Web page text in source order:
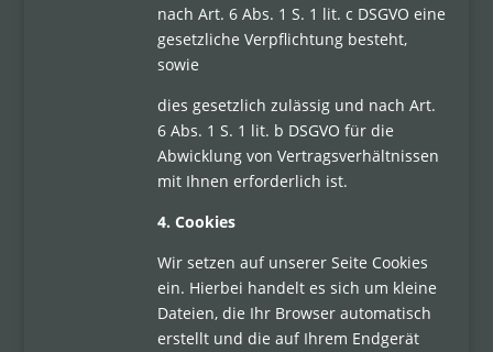
nach Art. 6 Abs. 1 S. 1 lit. c DSGVO eine
gesetzliche Verpflichtung besteht,
sowie
dies gesetzlich zulässig und nach Art.
6 Abs. 1 S. 1 lit. b DSGVO für die
Abwicklung von Vertragsverhältnissen
mit Ihnen erforderlich ist.
4. Cookies
Wir setzen auf unserer Seite Cookies
ein. Hierbei handelt es sich um kleine
Dateien, die Ihr Browser automatisch
erstellt und die auf Ihrem Endgerät